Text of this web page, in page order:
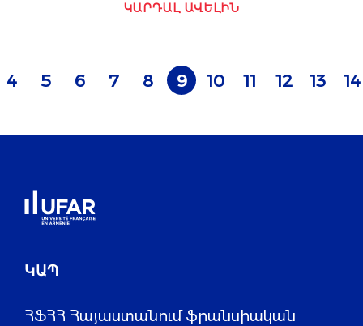
ԿԱՐԴԱԼ ԱՎԵԼԻՆ
4 5 6 7 8 9 10 11 12 13 14
ԿԱՊ
ՀՖՀՀ Հայաստանում ֆրանսիական